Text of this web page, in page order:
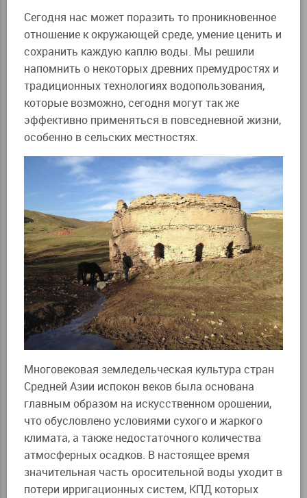
Сегодня нас может поразить то проникновенное
отношение к окружающей среде, умение ценить и
сохранить каждую каплю воды. Мы решили
напомнить о некоторых древних премудростях и
традиционных технологиях водопользования,
которые возможно, сегодня могут так же
эффективно применяться в повседневной жизни,
особенно в сельских местностях.
Многовековая земледельческая культура стран
Средней Азии испокон веков была основана
главным образом на искусственном орошении,
что обусловлено условиями сухого и жаркого
климата, а также недостаточного количества
атмосферных осадков. В настоящее время
значительная часть оросительной воды уходит в
потери ирригационных систем, КПД которых